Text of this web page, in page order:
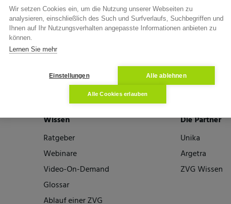
Wissen
Ratgeber
Webinare
Video-On-Demand
Glossar
Ablauf einer ZVG
Die Partner
Unika
Argetra
ZVG Wissen
Wir setzen Cookies ein, um die Nutzung unserer Webseiten zu
analysieren, einschließlich des Such und Surfverlaufs, Suchbegriffen und
Ihnen auf Ihr Nutzungsverhalten angepasste Informationen anbieten zu
können.
Lernen Sie mehr
Einstellungen Alle ablehnen
Alle Cookies erlauben